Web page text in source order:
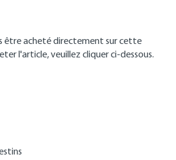
être acheté directement sur cette
l'article, veuillez cliquer ci-dessous.